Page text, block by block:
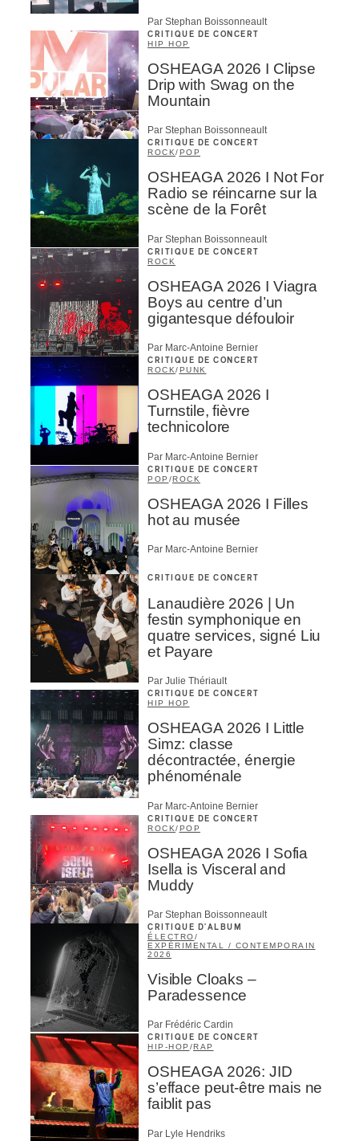
Par Stephan Boissonneault
CRITIQUE DE CONCERT
HIP HOP
OSHEAGA 2026 I Clipse
Drip with Swag on the
Mountain
Par Stephan Boissonneault
CRITIQUE DE CONCERT
ROCK/POP
OSHEAGA 2026 I Not For
Radio se réincarne sur la
scène de la Forêt
Par Stephan Boissonneault
CRITIQUE DE CONCERT
ROCK
OSHEAGA 2026 I Viagra
Boys au centre d’un
gigantesque défouloir
Par Marc-Antoine Bernier
CRITIQUE DE CONCERT
ROCK/PUNK
OSHEAGA 2026 I
Turnstile, fièvre
technicolore
Par Marc-Antoine Bernier
CRITIQUE DE CONCERT
POP /ROCK
OSHEAGA 2026 I Filles
hot au musée
Par Marc-Antoine Bernier
CRITIQUE DE CONCERT
Lanaudière 2026 | Un
festin symphonique en
quatre services, signé Liu
et Payare
Par Julie Thériault
CRITIQUE DE CONCERT
HIP HOP
OSHEAGA 2026 I Little
Simz: classe
décontractée, énergie
phénoménale
Par Marc-Antoine Bernier
CRITIQUE DE CONCERT
ROCK/POP
OSHEAGA 2026 I Sofia
Isella is Visceral and
Muddy
Par Stephan Boissonneault
CRITIQUE D'ALBUM
ÉLECTRO/
EXPÉRIMENTAL / CONTEMPORAIN
2026
Visible Cloaks –
Paradessence
Par Frédéric Cardin
CRITIQUE DE CONCERT
HIP-HOP /RAP
OSHEAGA 2026: JID
s’efface peut-être mais ne
faiblit pas
Par Lyle Hendriks